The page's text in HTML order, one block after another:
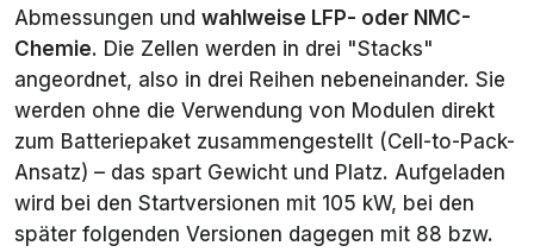
Abmessungen und wahlweise LFP- oder NMC-
Chemie. Die Zellen werden in drei "Stacks"
angeordnet, also in drei Reihen nebeneinander. Sie
werden ohne die Verwendung von Modulen direkt
zum Batteriepaket zusammengestellt (Cell-to-Pack-
Ansatz) – das spart Gewicht und Platz. Aufgeladen
wird bei den Startversionen mit 105 kW, bei den
später folgenden Versionen dagegen mit 88 bzw.